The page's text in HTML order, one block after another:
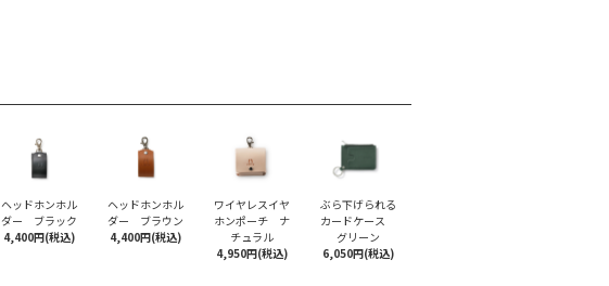
ヘッドホンホル
ダー ブラック
4,400円(税込)
ヘッドホンホル
ダー ブラウン
4,400円(税込)
ワイヤレスイヤ
ホンポーチ ナ
チュラル
4,950円(税込)
ぶら下げられる
カードケース
グリーン
6,050円(税込)